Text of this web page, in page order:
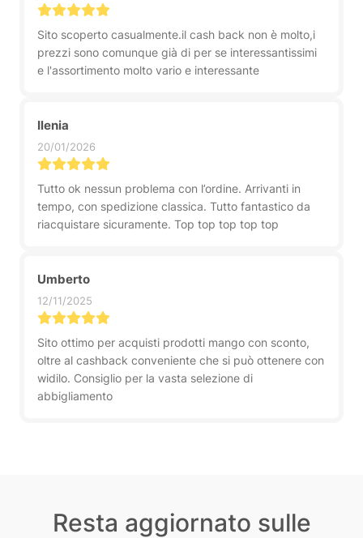
Sito scoperto casualmente.il cash back non è molto,i
prezzi sono comunque già di per se interessantissimi
e l'assortimento molto vario e interessante
Ilenia
20/01/2026
Tutto ok nessun problema con l’ordine. Arrivanti in
tempo, con spedizione classica. Tutto fantastico da
riacquistare sicuramente. Top top top top top
Umberto
12/11/2025
Sito ottimo per acquisti prodotti mango con sconto,
oltre al cashback conveniente che si può ottenere con
widilo. Consiglio per la vasta selezione di
abbigliamento
Resta aggiornato sulle